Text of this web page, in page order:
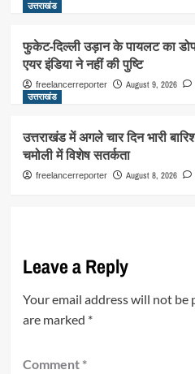
उत्तराखंड
फुकेट-दिल्ली उड़ान के पायलट का डोप
एयर इंडिया ने नहीं की पुष्टि
freelancerreporter August 9, 2026
उत्तराखंड
उत्तराखंड में अगले चार दिन भारी
चमोली में विशेष सतर्कता
freelancerreporter August 8, 2026
Leave a Reply
Your email address will not be
are marked *
Comment *